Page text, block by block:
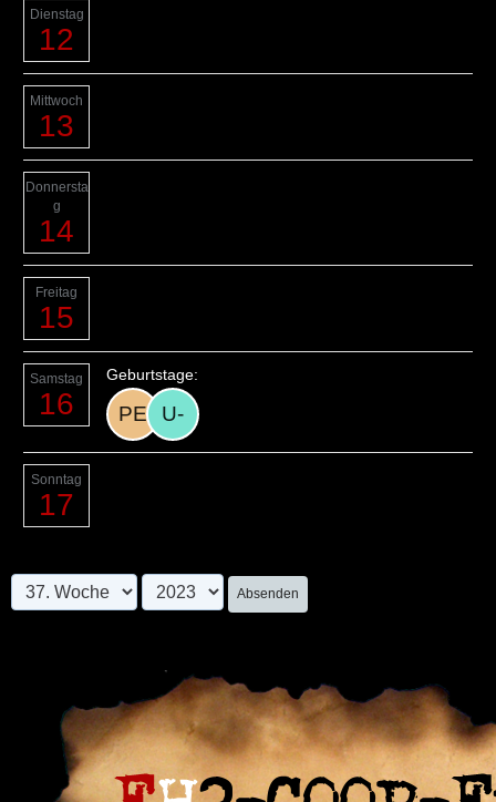
Dienstag
12
Mittwoch
13
Donnersta
g
14
Freitag
15
Samstag
16
Geburtstage:
Sonntag
17
Absenden